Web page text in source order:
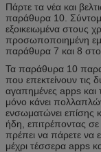
Πάρτε τα νέα και
παράθυρα 10.
εξοικειωμένα στους
προσωποποιημένη
παράθυρα 7 και 8
Τα παράθυρα 10
που επεκτείνουν τις
αγαπημένες apps και
μόνο κάνει
ενσωματώνει επίσης
ήδη, επιτρέποντας
πρέπει να πάρετε να
μέχρι τέσσερα apps